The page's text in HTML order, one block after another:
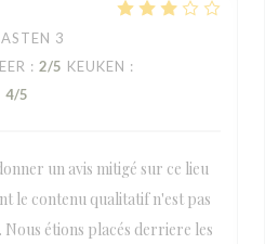
3
: 2/5 KEUKEN :
4/5
un avis mitigé sur ce lieu
le contenu qualitatif n'est pas
Nous étions placés derriere les